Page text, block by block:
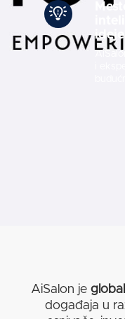
ideje
AiSalon je
događaja u